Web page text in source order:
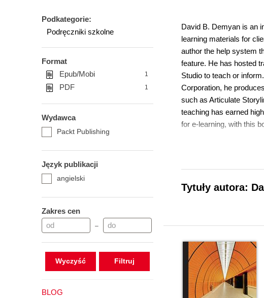
Podkategorie:
Podręczniki szkolne
Format
Epub/Mobi
1
PDF 1
Wydawca
Packt Publishing
Język publikacji
angielski
Zakres cen
–
Wyczyść
BLOG
David B. Demyan is an
learning materials for
author the help system
feature. He has hosted
Studio to teach or
Corporation, he
such as Articulate
teaching has earned
for e-learning, with this
Tytuły autora: